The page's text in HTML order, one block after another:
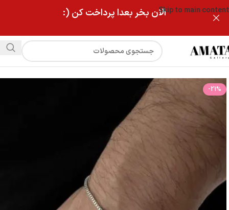
Skip to main contentالان بخر بعدا پرداخت کن (:
فروشگاه دستبند ونیزی استیل با آویز و‌حک دلخواه(ست دونفره)
-21%